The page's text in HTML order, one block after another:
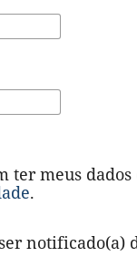
ter meus
.
notificado(a)